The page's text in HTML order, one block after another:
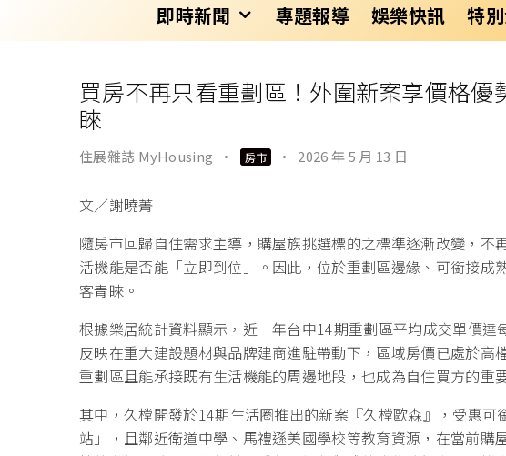
即時新聞 專題報導 娛樂快訊 特
買房不再只看重劃區！外圍新案享價格
睞
住展雜誌 MyHousing · 房市 · 2026 年 5 月 13 日
文／謝曉菁
隨房市回歸自住需求主導，購屋族挑選標的之標準逐漸改變，不
活機能是否能「立即到位」。因此，位於重劃區邊緣、可銜接成
客青睞。
根據樂居統計資料顯示，近一年台中14期重劃區平均成交單價達
反映在重大建設題材與品牌建商進駐帶動下，區域房價已處於高
重劃區且能承接既有生活機能的周邊地段，也成為自住買方的重
其中，久樘開發於14期生活圈推出的新案『久樘歐森』，受惠
站」，且鄰近衛道中學、馬禮遜美國學校等教育資源，在當前購